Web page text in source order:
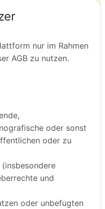
nur im Rahmen
AGB zu nutzen.
oder sonst
oder zu
und
oder unbefugten